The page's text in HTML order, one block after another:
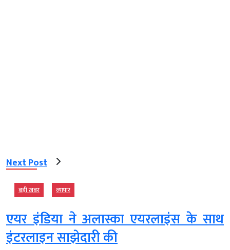
Next Post
बड़ी खबर व्‍यापार
एयर इंडिया ने अलास्का एयरलाइंस के साथ
इंटरलाइन साझेदारी की